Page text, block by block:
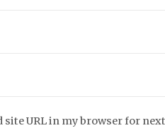
site URL in my browser for